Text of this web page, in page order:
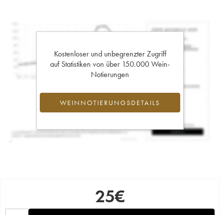
Kostenloser und unbegrenzter Zugriff
auf Statistiken von über 150.000 Wein-
Notierungen
WEINNOTIERUNGSDETAILS
25€